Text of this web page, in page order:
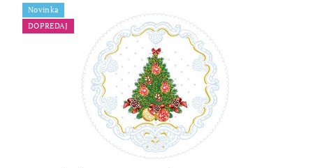
Novinka
DOPREDAJ